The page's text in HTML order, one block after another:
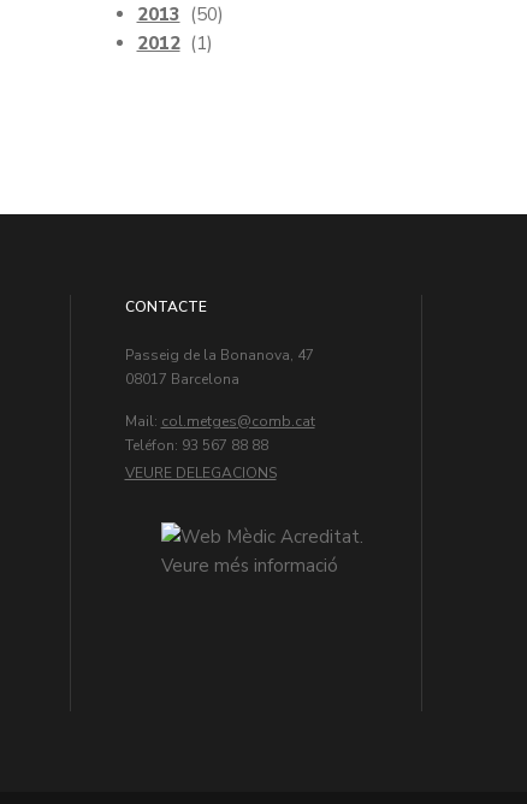
2013 (50)
2012 (1)
CONTACTE
Passeig de la Bonanova, 47
08017 Barcelona
Mail: col.metges
Teléfon: 93 567 88 88
VEURE DELEGACIONS